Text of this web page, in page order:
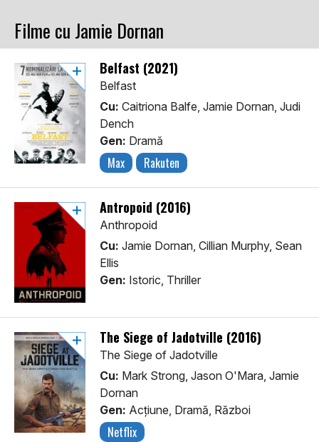
Filme cu Jamie Dornan
Belfast (2021)
Belfast
Cu: Caitriona Balfe, Jamie Dornan, Judi
Dench
Gen: Dramă
Max Rakuten
Antropoid (2016)
Anthropoid
Cu: Jamie Dornan, Cillian Murphy, Sean
Ellis
Gen: Istoric, Thriller
The Siege of Jadotville (2016)
The Siege of Jadotville
Cu: Mark Strong, Jason O'Mara, Jamie
Dornan
Gen: Acţiune, Dramă, Război
Netflix